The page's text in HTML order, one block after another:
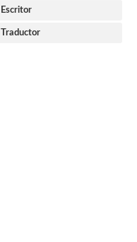
Escritor
Traductor